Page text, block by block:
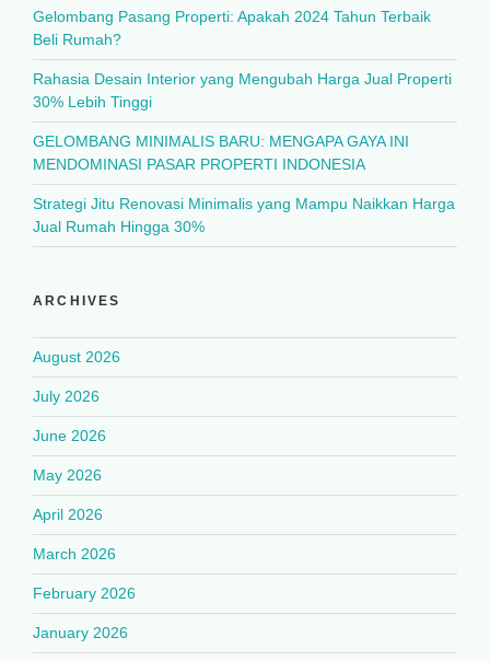
Gelombang Pasang Properti: Apakah 2024 Tahun Terbaik
Beli Rumah?
Rahasia Desain Interior yang Mengubah Harga Jual Properti
30% Lebih Tinggi
GELOMBANG MINIMALIS BARU: MENGAPA GAYA INI
MENDOMINASI PASAR PROPERTI INDONESIA
Strategi Jitu Renovasi Minimalis yang Mampu Naikkan Harga
Jual Rumah Hingga 30%
ARCHIVES
August 2026
July 2026
June 2026
May 2026
April 2026
March 2026
February 2026
January 2026